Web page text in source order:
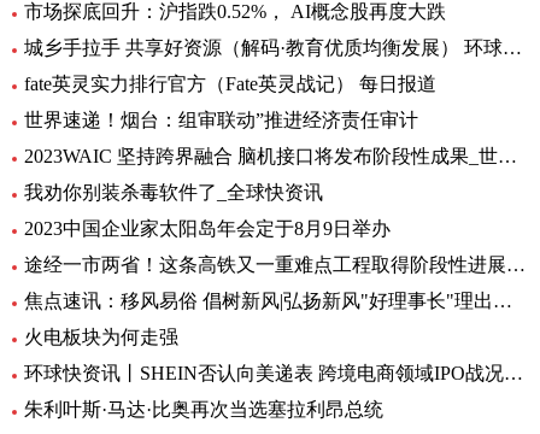
市场探底回升：沪指跌0.52%， AI概念股再度大跌
城乡手拉手 共享好资源（解码·教育优质均衡发展） 环球通讯
fate英灵实力排行官方（Fate英灵战记） 每日报道
世界速递！烟台：组审联动”推进经济责任审计
2023WAIC 坚持跨界融合 脑机接口将发布阶段性成果_世界热讯
我劝你别装杀毒软件了_全球快资讯
2023中国企业家太阳岛年会定于8月9日举办
途经一市两省！这条高铁又一重难点工程取得阶段性进展_前沿热点
焦点速讯：移风易俗 倡树新风|弘扬新风"好理事长"理出乡村新风尚
火电板块为何走强
环球快资讯丨SHEIN否认向美递表 跨境电商领域IPO战况如何？
朱利叶斯·马达·比奥再次当选塞拉利昂总统